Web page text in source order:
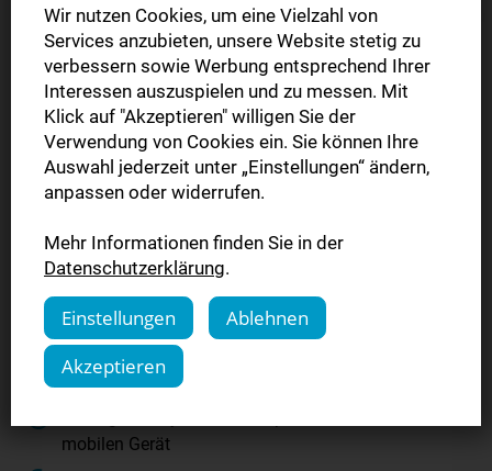
Wechsel von der
gedruckten Zeitung
auf die Digitale
Zeitung
Lesen Sie Ihre Digitale Zeitung überall und zu jeder
Zeit - egal ob unterwegs, in der Bahn zur Arbeit oder
im Urlaub.
mobilen Gerät
Wir nutzen Cookies, um eine Vielzahl von
Services anzubieten, unsere Website stetig zu
verbessern sowie Werbung entsprechend Ihrer
Interessen auszuspielen und zu messen. Mit
Klick auf "Akzeptieren" willigen Sie der
Verwendung von Cookies ein. Sie können Ihre
Auswahl jederzeit unter „Einstellungen“ ändern,
anpassen oder widerrufen.
Mehr Informationen finden Sie in der
Datenschutzerklärung.
Einstellungen
Ablehnen
Akzeptieren